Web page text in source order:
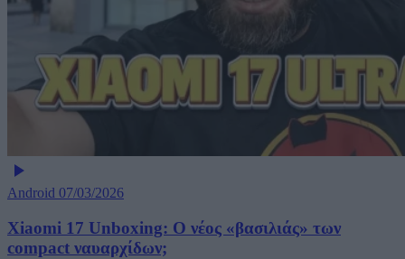
Android 07/03/2026
Xiaomi 17 Unboxing: Ο νέος «βασιλιάς» των
compact ναυαρχίδων;